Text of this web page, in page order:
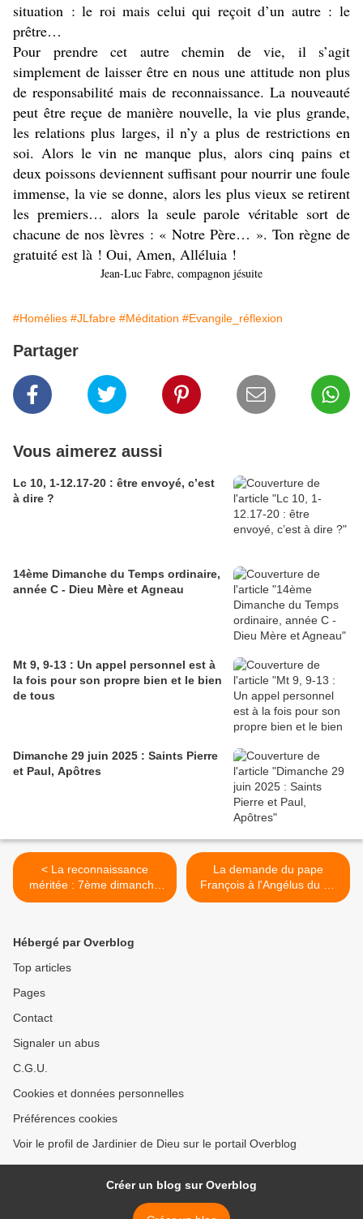
situation : le roi mais celui qui reçoit d’un autre : le
prêtre…
Pour prendre cet autre chemin de vie, il s’agit
simplement de laisser être en nous une attitude non plus
de responsabilité mais de reconnaissance. La nouveauté
peut être reçue de manière nouvelle, la vie plus grande,
les relations plus larges, il n’y a plus de restrictions en
soi. Alors le vin ne manque plus, alors cinq pains et
deux poissons deviennent suffisant pour nourrir une foule
immense, la vie se donne, alors les plus vieux se retirent
les premiers… alors la seule parole véritable sort de
chacune de nos lèvres : « Notre Père… ». Ton règne de
gratuité est là ! Oui, Amen, Alléluia !
Jean-Luc Fabre, compagnon jésuite
#Homélies #JLfabre #Méditation #Evangile_réflexion
Partager
Vous aimerez aussi
Lc 10, 1-12.17-20 : être envoyé, c’est
à dire ?
14ème Dimanche du Temps ordinaire,
année C - Dieu Mère et Agneau
Mt 9, 9-13 : Un appel personnel est à
la fois pour son propre bien et le bien
de tous
Dimanche 29 juin 2025 : Saints Pierre
et Paul, Apôtres
< La reconnaissance
méritée : 7ème dimanche
du Temps Ordinaire, année
La demande du pape
François à l'Angélus du 23
février 2025 >
Hébergé par Overblog
Top articles
Pages
Contact
Signaler un abus
C.G.U.
Cookies et données personnelles
Préférences cookies
Voir le profil de Jardinier de Dieu sur le portail Overblog
Créer un blog sur Overblog